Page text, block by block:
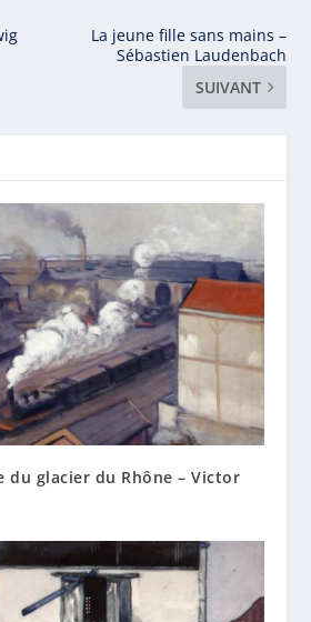
La jeune fille sans mains –
Sébastien Laudenbach
SUIVANT
du glacier du Rhône – Victor